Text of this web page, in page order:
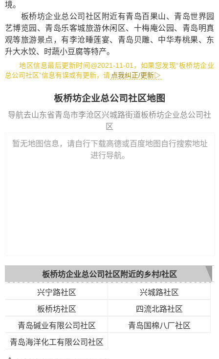
境。
板桥坊企业总公司社区附近有青岛百果山、 青岛世界园
艺博览园 、 青岛乐客城旅游休闲区、 十梅庵公园 、 青岛明真
观等旅游景点，有李沧睡莲宴、 青岛贝雕、 中华寿桃果、 东
升大水饺、 时蔬小豆腐等特产。
地区信息最后更新时间@2021-11-01，如果您发现“板桥坊企业
总公司社区”信息有误或有更新，请 点我纠正/更新▷
板桥坊企业总公司社区地图
导航去山东省青岛市李沧区兴城路街道板桥坊企业总公司社
区
暂无地图信息，请自行下载高德或百度地图自行搜索地址
进行导航。
板桥坊企业总公司社区附近的乡村/社区
兴宁路社区
兴城路社区
板桥坊社区
四流北路社区
青岛碱业有限公司社区
青岛国棉八厂社区
青岛海洋化工有限公司社区